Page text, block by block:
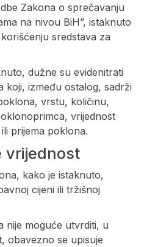
Zakona o sprečavanju
na nivou BiH”, istaknuto
sredstava za
dužne su evidenitrati
koji, između ostalog, sadrži
vrstu, količinu,
vrijednost
prijema poklona.
vrijednost
kako je istaknuto,
cijeni ili tržišnoj
nije moguće utvrditi, u
obavezno se upisuje